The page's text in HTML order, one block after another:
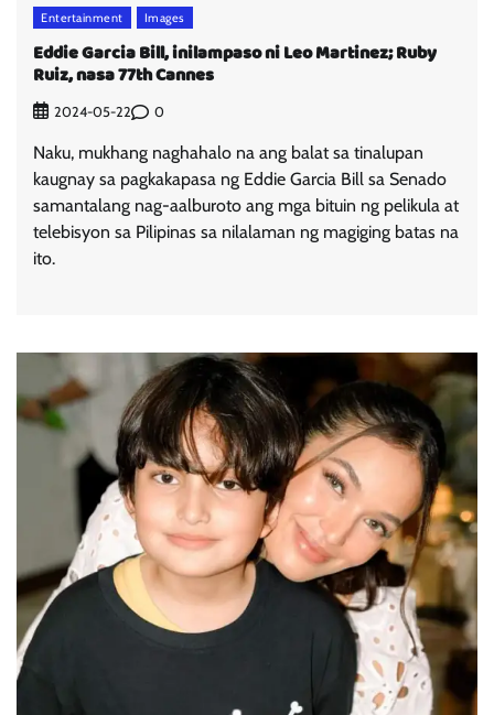
Entertainment Images
Eddie Garcia Bill, inilampaso ni Leo Martinez; Ruby
Ruiz, nasa 77th Cannes
2024-05-22 0
Naku, mukhang naghahalo na ang balat sa tinalupan
kaugnay sa pagkakapasa ng Eddie Garcia Bill sa Senado
samantalang nag-aalburoto ang mga bituin ng pelikula at
telebisyon sa Pilipinas sa nilalaman ng magiging batas na
ito.